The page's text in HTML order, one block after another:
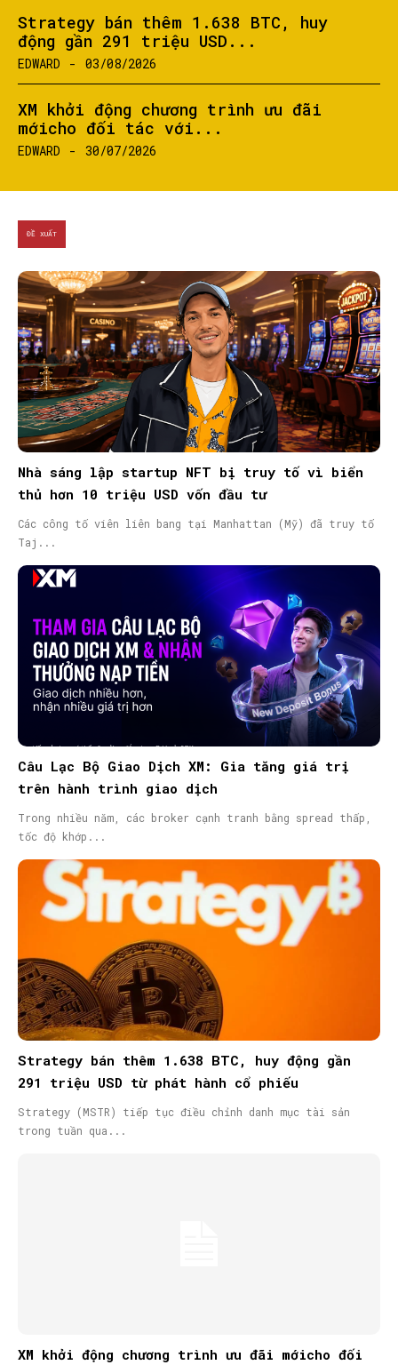
Strategy bán thêm 1.638 BTC, huy
động gần 291 triệu USD...
EDWARD - 03/08/2026
XM khởi động chương trình ưu đãi
mớicho đối tác với...
EDWARD - 30/07/2026
ĐỀ XUẤT
Nhà sáng lập startup NFT bị truy tố vì biển
thủ hơn 10 triệu USD vốn đầu tư
Các công tố viên liên bang tại Manhattan (Mỹ) đã truy tố
Taj...
Câu Lạc Bộ Giao Dịch XM: Gia tăng giá trị
trên hành trình giao dịch
Trong nhiều năm, các broker cạnh tranh bằng spread thấp,
tốc độ khớp...
Strategy bán thêm 1.638 BTC, huy động gần
291 triệu USD từ phát hành cổ phiếu
Strategy (MSTR) tiếp tục điều chỉnh danh mục tài sản
trong tuần qua...
XM khởi động chương trình ưu đãi mớicho đối